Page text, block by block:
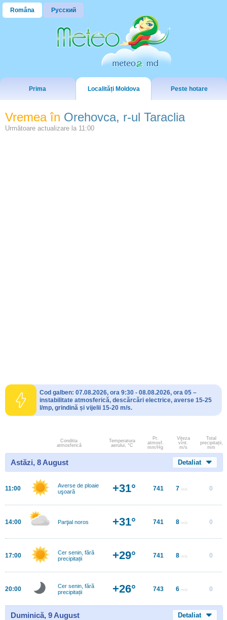
Româna Русский
Prima Localități Moldova Peste hotare
Vremea în Orehovca, r-ul Taraclia
Următoare actualizare la 11:00
Cod galben: 07.08.2026, ora 9:30 - 08.08.2026, ora 05 –
instabilitate atmosferică, descărcări electrice, averse 15-25
l/mp, grindină și vijelii 15-20 m/s.
Conditia
atmosferică
Temperatura
aerului, °C
Pr.
atmosf.
mm/Hg
Viteza
vînt.
m/s
Total
precipitații,
mm
Astăzi, 8 August Detaliat
11:00
Averse de ploaie
uşoară
+31° 741 7 m/s 0
14:00 Parţial noros +31° 741 8 m/s 0
17:00
Cer senin, fără
precipitații
+29° 741 8 m/s 0
20:00
Cer senin, fără
precipitații
+26° 743 6 m/s 0
Duminică, 9 August Detaliat